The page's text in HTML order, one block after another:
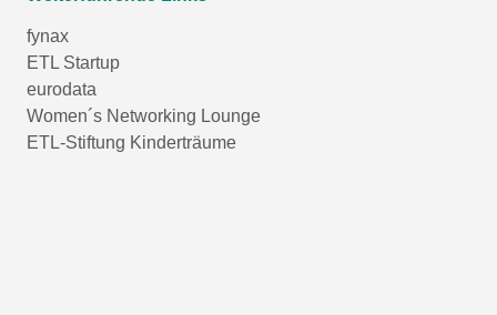
fynax
ETL Startup
eurodata
Women´s Networking Lounge
ETL-Stiftung Kinderträume